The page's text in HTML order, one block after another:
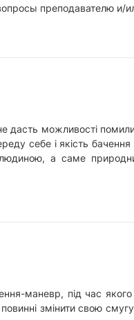
преподавателю и/
можливості
себе і якість
а саме
маневр, під час
змінити свою